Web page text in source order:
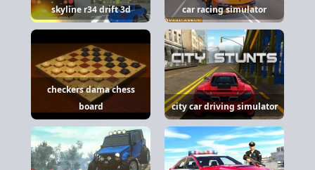
skyline r34 drift 3d
car racing simulator
checkers dama chess
board
city car driving simulator